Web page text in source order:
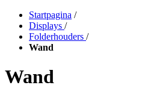
Startpagina /
Displays /
Folderhouders /
Wand
Wand